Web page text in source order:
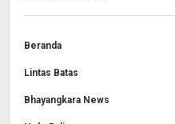
Beranda
Lintas Batas
Bhayangkara News